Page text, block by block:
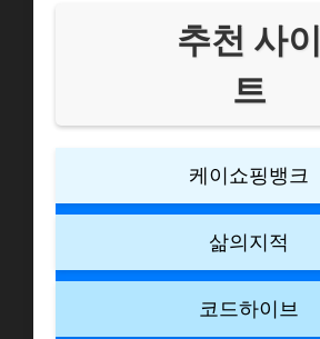
추천 사이
트
케이쇼핑뱅크
삶의지적
코드하이브